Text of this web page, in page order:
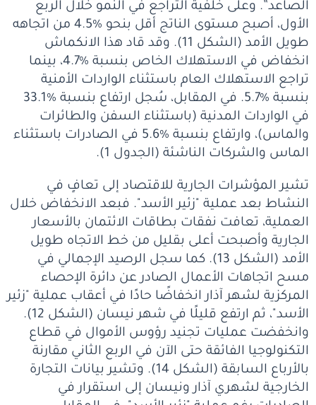
الصاعد”. وعلى خلفية التراجع في النمو خلال الربع
الأول، أصبح مستوى الناتج أقل بنحو %4.5 من اتجاهه
طويل الأمد (الشكل 11). وقد قاد هذا الانكماش
انخفاض في الاستهلاك الخاص بنسبة %4.7، بينما
تراجع الاستهلاك العام باستثناء الواردات الأمنية
بنسبة %5.7. في المقابل، سُجل ارتفاع بنسبة %33.1
في الواردات المدنية (باستثناء السفن والطائرات
والماس)، وارتفاع بنسبة %5.6 في الصادرات باستثناء
الماس والشركات الناشئة (الجدول 1).
تشير المؤشرات الجارية للاقتصاد إلى تعافٍ في
النشاط بعد عملية "زئير الأسد". فبعد الانخفاض خلال
العملية، تعافت نفقات بطاقات الائتمان بالأسعار
الجارية وأصبحت أعلى بقليل من خط الاتجاه طويل
الأمد (الشكل 13). كما سجل الرصيد الإجمالي في
مسح اتجاهات الأعمال الصادر عن دائرة الإحصاء
المركزية لشهر آذار انخفاضًا حادًا في أعقاب عملية "زئير
الأسد"، ثم ارتفع قليلًا في شهر نيسان (الشكل 12).
وانخفضت عمليات تجنيد رؤوس الأموال في قطاع
التكنولوجيا الفائقة حتى الآن في الربع الثاني مقارنة
بالأرباع السابقة (الشكل 14). وتشير بيانات التجارة
الخارجية لشهري آذار ونيسان إلى استقرار في